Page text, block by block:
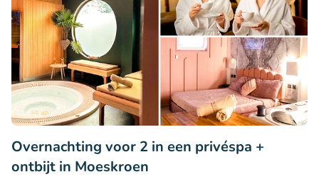
Overnachting voor 2 in een privéspa +
ontbijt in Moeskroen